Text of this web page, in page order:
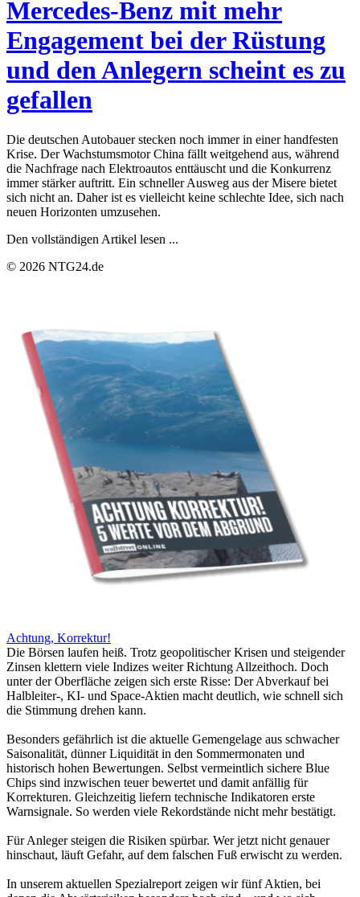
Mercedes-Benz mit mehr
Engagement bei der Rüstung
und den Anlegern scheint es zu
gefallen
Die deutschen Autobauer stecken noch immer in einer handfesten
Krise. Der Wachstumsmotor China fällt weitgehend aus, während
die Nachfrage nach Elektroautos enttäuscht und die Konkurrenz
immer stärker auftritt. Ein schneller Ausweg aus der Misere bietet
sich nicht an. Daher ist es vielleicht keine schlechte Idee, sich nach
neuen Horizonten umzusehen.
Den vollständigen Artikel lesen ...
© 2026 NTG24.de
Achtung, Korrektur!
Die Börsen laufen heiß. Trotz geopolitischer Krisen und steigender
Zinsen klettern viele Indizes weiter Richtung Allzeithoch. Doch
unter der Oberfläche zeigen sich erste Risse: Der Abverkauf bei
Halbleiter-, KI- und Space-Aktien macht deutlich, wie schnell sich
die Stimmung drehen kann.
Besonders gefährlich ist die aktuelle Gemengelage aus schwacher
Saisonalität, dünner Liquidität in den Sommermonaten und
historisch hohen Bewertungen. Selbst vermeintlich sichere Blue
Chips sind inzwischen teuer bewertet und damit anfällig für
Korrekturen. Gleichzeitig liefern technische Indikatoren erste
Warnsignale. So werden viele Rekordstände nicht mehr bestätigt.
Für Anleger steigen die Risiken spürbar. Wer jetzt nicht genauer
hinschaut, läuft Gefahr, auf dem falschen Fuß erwischt zu werden.
In unserem aktuellen Spezialreport zeigen wir fünf Aktien, bei